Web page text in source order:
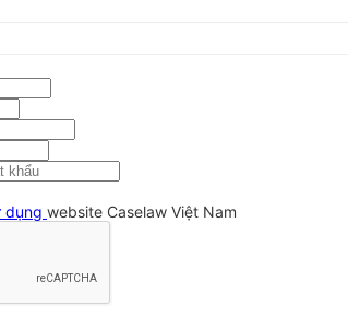
dụng website Caselaw Việt Nam